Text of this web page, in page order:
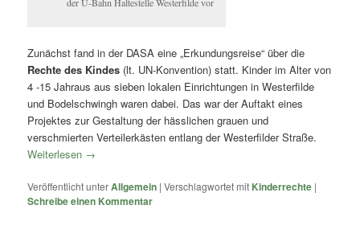
Zunächst fand in der DASA eine „Erkundungsreise“ über die
Rechte des Kindes (lt. UN-Konvention) statt. Kinder im Alter von
4 -15 Jahraus aus sieben lokalen Einrichtungen in Westerfilde
und Bodelschwingh waren dabei. Das war der Auftakt eines
Projektes zur Gestaltung der hässlichen grauen und
verschmierten Verteilerkästen entlang der Westerfilder Straße.
Weiterlesen →
Veröffentlicht unterAllgemein |Verschlagwortet mit Kinderrechte |
Schreibe einen Kommentar